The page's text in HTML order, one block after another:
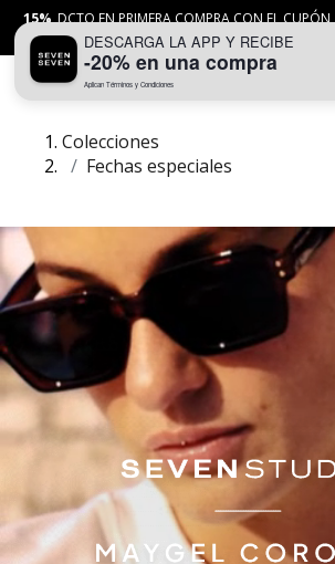
15% DCTO EN PRIMERA COMPRA CON EL CUPÓN
APLICANTYC
Colecciones
Fechas especiales
DESCARGA LA APP Y RECIBE
-20% en una compra
Aplican Términos y Condiciones